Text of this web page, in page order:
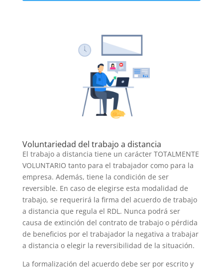
Voluntariedad del trabajo a distancia
El trabajo a distancia tiene un carácter TOTALMENTE
VOLUNTARIO tanto para el trabajador como para la
empresa. Además, tiene la condición de ser
reversible. En caso de elegirse esta modalidad de
trabajo, se requerirá la firma del acuerdo de trabajo
a distancia que regula el RDL. Nunca podrá ser
causa de extinción del contrato de trabajo o pérdida
de beneficios por el trabajador la negativa a trabajar
a distancia o elegir la reversibilidad de la situación.
La formalización del acuerdo debe ser por escrito y